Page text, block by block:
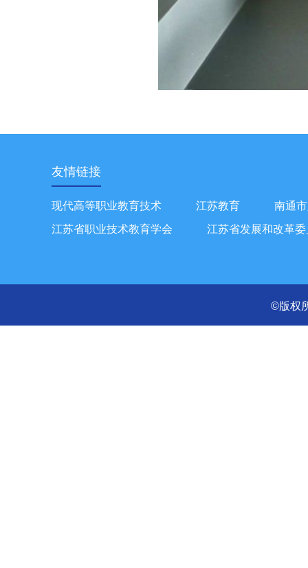
友情链接
现代高等职业教育技术 江苏教育
南通
江苏省职业技术教育学会
江苏省发展和改革
©版权